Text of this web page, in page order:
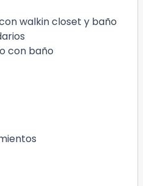
walkin closet y baño
con baño